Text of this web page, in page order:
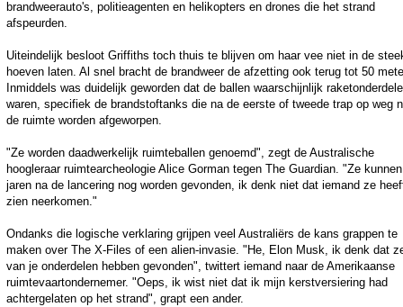
brandweerauto's, politieagenten en helikopters en drones die het strand
afspeurden.
Uiteindelijk besloot Griffiths toch thuis te blijven om haar vee niet in de
hoeven laten. Al snel bracht de brandweer de afzetting ook terug tot 50
Inmiddels was duidelijk geworden dat de ballen waarschijnlijk
waren, specifiek de brandstoftanks die na de eerste of tweede trap op weg
de ruimte worden afgeworpen.
"Ze worden daadwerkelijk ruimteballen genoemd", zegt de Australische
hoogleraar ruimtearcheologie Alice Gorman tegen The Guardian. "Ze kunnen
jaren na de lancering nog worden gevonden, ik denk niet dat iemand ze
zien neerkomen."
Ondanks die logische verklaring grijpen veel Australiërs de kans grappen te
maken over The X-Files of een alien-invasie. "He, Elon Musk, ik denk dat
van je onderdelen hebben gevonden", twittert iemand naar de Amerikaanse
ruimtevaartondernemer. "Oeps, ik wist niet dat ik mijn kerstversiering had
achtergelaten op het strand", grapt een ander.